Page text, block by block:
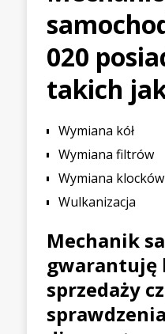
020
takich
Wymiana kół
Wymiana filtrów
Wymiana
Wulkanizacja
Mechanik
gwarantuję
sprzedaży